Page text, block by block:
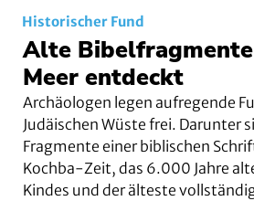
Historischer Fund
Alte
Meer entdeckt
Archäologen legen aufregende
Judäischen Wüste frei. Darunter
Fragmente einer biblischen
Kochba-Zeit, das 6.000 Jahre
Kindes und der älteste